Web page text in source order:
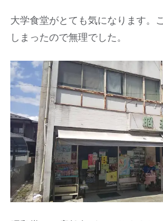
大学食堂がとても気になります。
しまったので無理でした。